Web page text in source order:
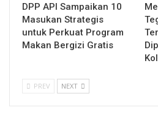
DPP API Sampaikan 10
Masukan Strategis
untuk Perkuat Program
Makan Bergizi Gratis
PREV NEXT